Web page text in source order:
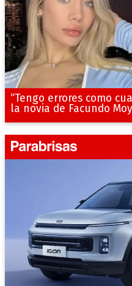
“Tengo errores como
la novia de Facundo